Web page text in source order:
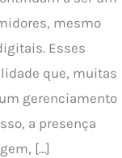
mesmo
Esses
que, muitas
gerenciamento
a presença
[…]